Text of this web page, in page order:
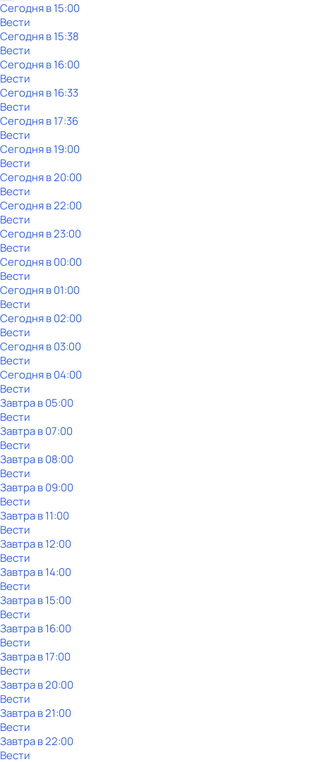
Сегодня в 15:00
Вести
Сегодня в 15:38
Вести
Сегодня в 16:00
Вести
Сегодня в 16:33
Вести
Сегодня в 17:36
Вести
Сегодня в 19:00
Вести
Сегодня в 20:00
Вести
Сегодня в 22:00
Вести
Сегодня в 23:00
Вести
Сегодня в 00:00
Вести
Сегодня в 01:00
Вести
Сегодня в 02:00
Вести
Сегодня в 03:00
Вести
Сегодня в 04:00
Вести
Завтра в 05:00
Вести
Завтра в 07:00
Вести
Завтра в 08:00
Вести
Завтра в 09:00
Вести
Завтра в 11:00
Вести
Завтра в 12:00
Вести
Завтра в 14:00
Вести
Завтра в 15:00
Вести
Завтра в 16:00
Вести
Завтра в 17:00
Вести
Завтра в 20:00
Вести
Завтра в 21:00
Вести
Завтра в 22:00
Вести